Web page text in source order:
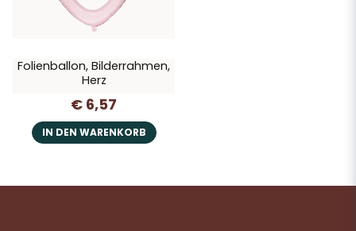
Folienballon, Bilderrahmen,
Herz
€ 6,57
IN DEN WARENKORB